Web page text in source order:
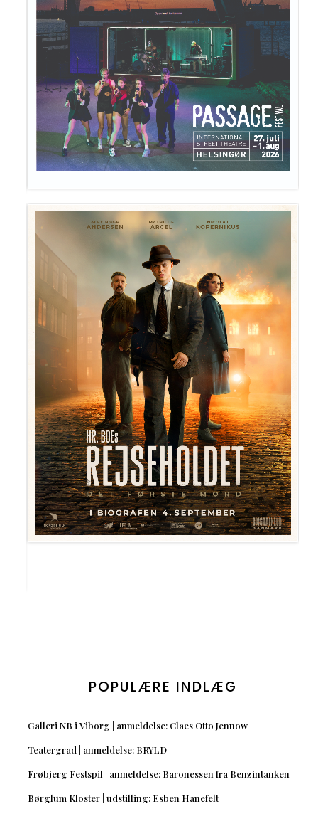
POPULÆRE INDLÆG
Galleri NB i Viborg | anmeldelse: Claes Otto Jennow
Teatergrad | anmeldelse: BRYLD
Frøbjerg Festspil | anmeldelse: Baronessen fra Benzintanken
Børglum Kloster | udstilling: Esben Hanefelt